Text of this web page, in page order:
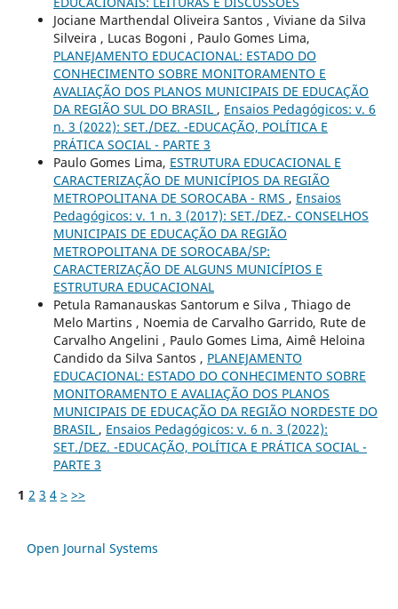
Jociane Marthendal Oliveira Santos , Viviane da Silva
Silveira , Lucas Bogoni , Paulo Gomes Lima,
PLANEJAMENTO EDUCACIONAL: ESTADO DO
CONHECIMENTO SOBRE MONITORAMENTO E
AVALIAÇÃO DOS PLANOS MUNICIPAIS DE EDUCAÇÃO
DA REGIÃO SUL DO BRASIL , Ensaios Pedagógicos: v. 6
n. 3 (2022): SET./DEZ. -EDUCAÇÃO, POLÍTICA E
PRÁTICA SOCIAL - PARTE 3
Paulo Gomes Lima, ESTRUTURA EDUCACIONAL E
CARACTERIZAÇÃO DE MUNICÍPIOS DA REGIÃO
METROPOLITANA DE SOROCABA - RMS , Ensaios
Pedagógicos: v. 1 n. 3 (2017): SET./DEZ.- CONSELHOS
MUNICIPAIS DE EDUCAÇÃO DA REGIÃO
METROPOLITANA DE SOROCABA/SP:
CARACTERIZAÇÃO DE ALGUNS MUNICÍPIOS E
ESTRUTURA EDUCACIONAL
Petula Ramanauskas Santorum e Silva , Thiago de
Melo Martins , Noemia de Carvalho Garrido, Rute de
Carvalho Angelini , Paulo Gomes Lima, Aimê Heloina
Candido da Silva Santos , PLANEJAMENTO
EDUCACIONAL: ESTADO DO CONHECIMENTO SOBRE
MONITORAMENTO E AVALIAÇÃO DOS PLANOS
MUNICIPAIS DE EDUCAÇÃO DA REGIÃO NORDESTE DO
BRASIL , Ensaios Pedagógicos: v. 6 n. 3 (2022):
SET./DEZ. -EDUCAÇÃO, POLÍTICA E PRÁTICA SOCIAL -
PARTE 3
1 2 3 4 > >>
Open Journal Systems